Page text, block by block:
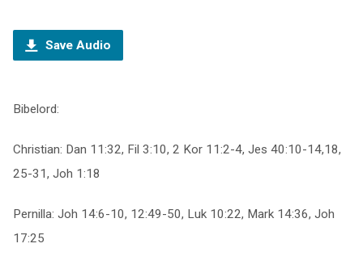
Save Audio
Bibelord:
Christian: Dan 11:32, Fil 3:10, 2 Kor 11:2-4, Jes 40:10-14,18,
25-31, Joh 1:18
Pernilla: Joh 14:6-10, 12:49-50, Luk 10:22, Mark 14:36, Joh
17:25